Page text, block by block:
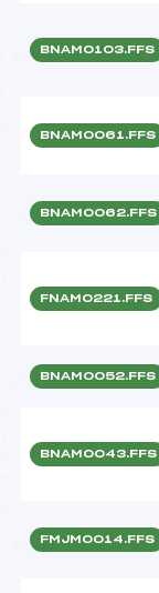
BNAM0103.FFS
BNAM0061.FFS
BNAM0062.FFS
FNAM0221.FFS
BNAM0052.FFS
BNAM0043.FFS
FMJM0014.FFS